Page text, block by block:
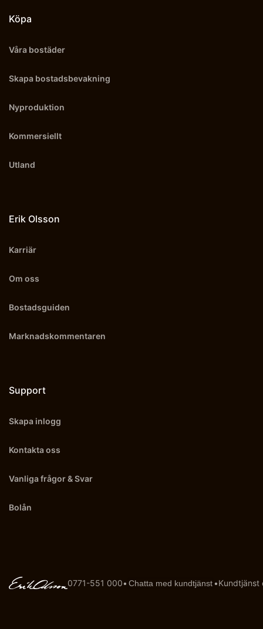
Köpa
Våra bostäder
Skapa bostadsbevakning
Nyproduktion
Kommersiellt
Utland
Erik Olsson
Karriär
Om oss
Bostadsguiden
Marknadskommentaren
Support
Skapa inlogg
Kontakta oss
Vanliga frågor & Svar
Bolån
0771-551 000• Chatta med kundtjänst•Kundtjänst